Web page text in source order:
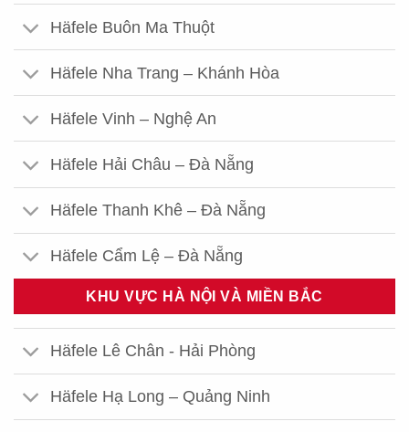
Häfele Buôn Ma Thuột
Häfele Nha Trang – Khánh Hòa
Häfele Vinh – Nghệ An
Häfele Hải Châu – Đà Nẵng
Häfele Thanh Khê – Đà Nẵng
Häfele Cẩm Lệ – Đà Nẵng
KHU VỰC HÀ NỘI VÀ MIỀN BẮC
Häfele Lê Chân - Hải Phòng
Häfele Hạ Long – Quảng Ninh